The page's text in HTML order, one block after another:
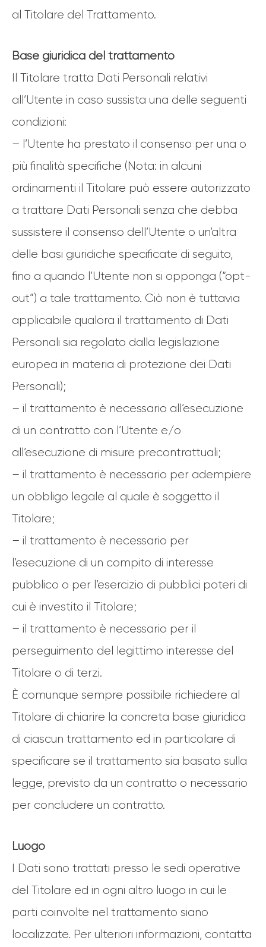
al Titolare del Trattamento.
Base giuridica del trattamento
Il Titolare tratta Dati Personali relativi
all’Utente in caso sussista una delle seguenti
condizioni:
– l’Utente ha prestato il consenso per una o
più finalità specifiche (Nota: in alcuni
ordinamenti il Titolare può essere autorizzato
a trattare Dati Personali senza che debba
sussistere il consenso dell’Utente o un’altra
delle basi giuridiche specificate di seguito,
fino a quando l’Utente non si opponga (“opt-
out”) a tale trattamento. Ciò non è tuttavia
applicabile qualora il trattamento di Dati
Personali sia regolato dalla legislazione
europea in materia di protezione dei Dati
Personali);
– il trattamento è necessario all’esecuzione
di un contratto con l’Utente e/o
all’esecuzione di misure precontrattuali;
– il trattamento è necessario per adempiere
un obbligo legale al quale è soggetto il
Titolare;
– il trattamento è necessario per
l’esecuzione di un compito di interesse
pubblico o per l’esercizio di pubblici poteri di
cui è investito il Titolare;
– il trattamento è necessario per il
perseguimento del legittimo interesse del
Titolare o di terzi.
È comunque sempre possibile richiedere al
Titolare di chiarire la concreta base giuridica
di ciascun trattamento ed in particolare di
specificare se il trattamento sia basato sulla
legge, previsto da un contratto o necessario
per concludere un contratto.
Luogo
I Dati sono trattati presso le sedi operative
del Titolare ed in ogni altro luogo in cui le
parti coinvolte nel trattamento siano
localizzate. Per ulteriori informazioni, contatta